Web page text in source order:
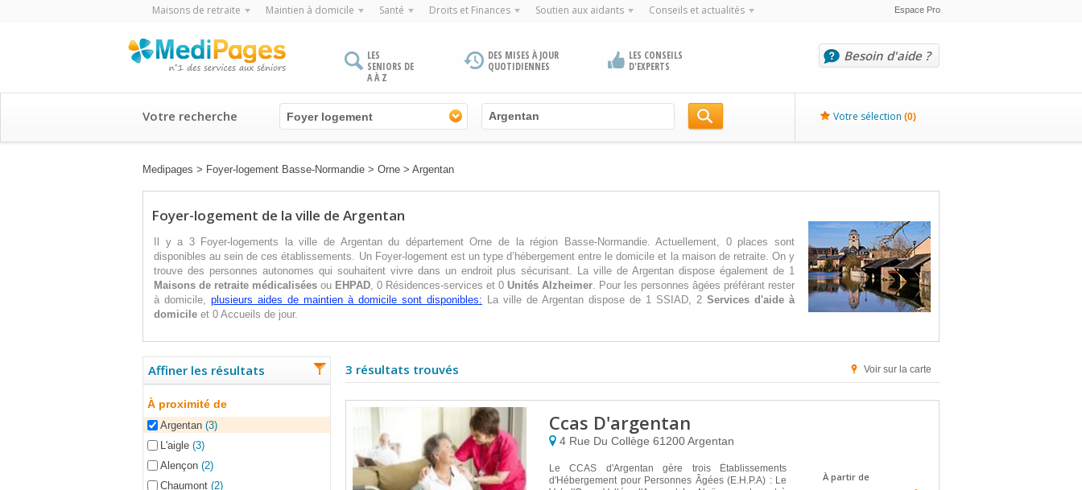
Maisons de retraite Maintien à domicile Santé Droits et Finances Soutien aux aidants Conseils et actualités Espace Pro
LES
SENIORS DE
A À Z
DES MISES À JOUR
QUOTIDIENNES
LES CONSEILS
D'EXPERTS
Besoin d'aide ?
Votre recherche Foyer logement Votre sélection (0)
Medipages > Foyer-logement Basse-Normandie > Orne > Argentan
Foyer-logement de la ville de Argentan
Il y a 3 Foyer-logements la ville de Argentan du département Orne de la région Basse-Normandie. Actuellement, 0 places sont
disponibles au sein de ces établissements. Un Foyer-logement est un type d’hébergement entre le domicile et la maison de retraite. On y
trouve des personnes autonomes qui souhaitent vivre dans un endroit plus sécurisant. La ville de Argentan dispose également de 1
Maisons de retraite médicalisées ou EHPAD, 0 Résidences-services et 0 Unités Alzheimer. Pour les personnes âgées préférant rester
à domicile, plusieurs aides de maintien à domicile sont disponibles: La ville de Argentan dispose de 1 SSIAD, 2 Services d'aide à
domicile et 0 Accueils de jour.
Affiner les résultats
À proximité de
Argentan (3)
L'aigle (3)
Alençon (2)
Chaumont (2)
3 résultats trouvés Voir sur la carte
Ccas D'argentan
4 Rue Du Collège 61200Argentan
Le CCAS d'Argentan gère trois Établissements
d'Hébergement pour Personnes Âgées (E.H.P.A) : Le
À partir de